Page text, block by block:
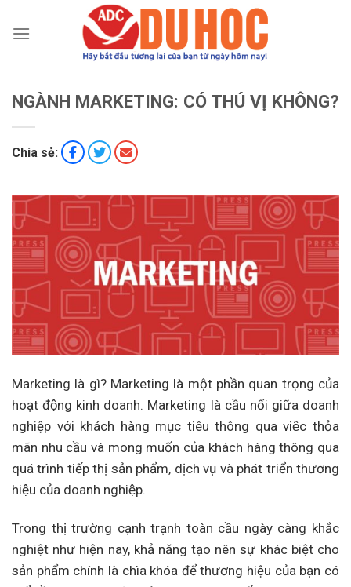
đến
NGÀNH MARKETING: CÓ THÚ VỊ KHÔNG?
Chia sẻ:
Marketing là gì? Marketing là một phần quan trọng của
hoạt động kinh doanh. Marketing là cầu nối giữa doanh
nghiệp với khách hàng mục tiêu thông qua việc thỏa
mãn nhu cầu và mong muốn của khách hàng thông qua
quá trình tiếp thị sản phẩm, dịch vụ và phát triển thương
hiệu của doanh nghiệp.
Trong thị trường cạnh trạnh toàn cầu ngày càng khắc
nghiệt như hiện nay, khả năng tạo nên sự khác biệt cho
sản phẩm chính là chìa khóa để thương hiệu của bạn có